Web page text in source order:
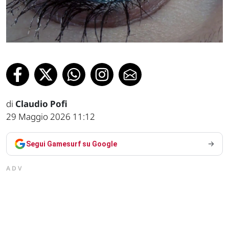
di Claudio Pofi
29 Maggio 2026 11:12
Segui Gamesurf su Google
ADV